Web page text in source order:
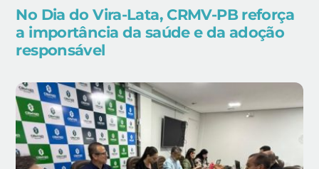
No Dia do Vira-Lata, CRMV-PB reforça
a importância da saúde e da adoção
responsável